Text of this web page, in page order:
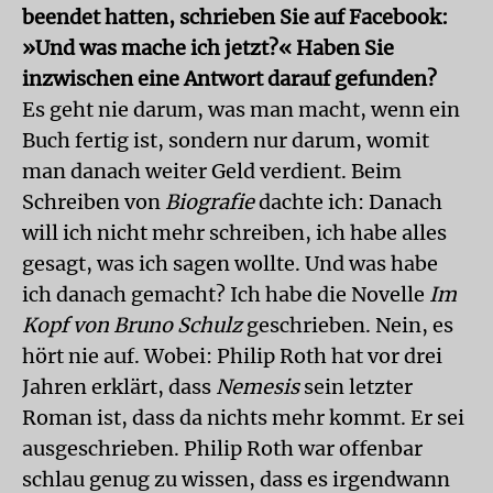
beendet hatten, schrieben Sie auf Facebook:
»Und was mache ich jetzt?« Haben Sie
inzwischen eine Antwort darauf gefunden?
Es geht nie darum, was man macht, wenn ein
Buch fertig ist, sondern nur darum, womit
man danach weiter Geld verdient. Beim
Schreiben von Biografiedachte ich: Danach
will ich nicht mehr schreiben, ich habe alles
gesagt, was ich sagen wollte. Und was habe
ich danach gemacht? Ich habe die Novelle Im
Kopf von Bruno Schulzgeschrieben. Nein, es
hört nie auf. Wobei: Philip Roth hat vor drei
Jahren erklärt, dass Nemesissein letzter
Roman ist, dass da nichts mehr kommt. Er sei
ausgeschrieben. Philip Roth war offenbar
schlau genug zu wissen, dass es irgendwann